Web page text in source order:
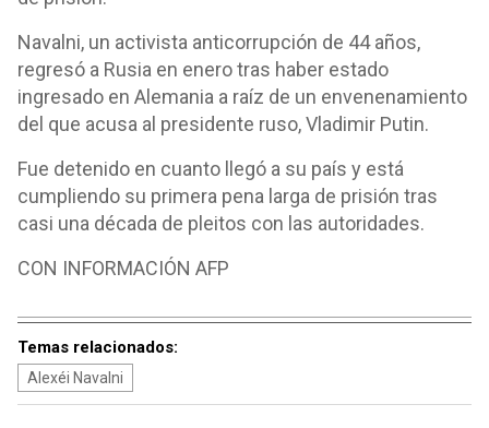
Navalni, un activista anticorrupción de 44 años,
regresó a Rusia en enero tras haber estado
ingresado en Alemania a raíz de un envenenamiento
del que acusa al presidente ruso, Vladimir Putin.
Fue detenido en cuanto llegó a su país y está
cumpliendo su primera pena larga de prisión tras
casi una década de pleitos con las autoridades.
CON INFORMACIÓN AFP
Temas relacionados:
Alexéi Navalni